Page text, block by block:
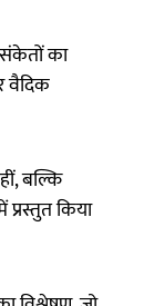
का
वैदिक
बल्कि
प्रस्तुत किया